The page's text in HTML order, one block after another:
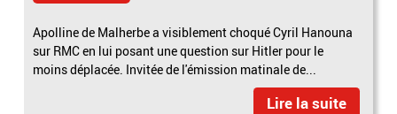
Apolline de Malherbe a visiblement choqué Cyril Hanouna
sur RMC en lui posant une question sur Hitler pour le
moins déplacée. Invitée de l'émission matinale de...
Lire la suite